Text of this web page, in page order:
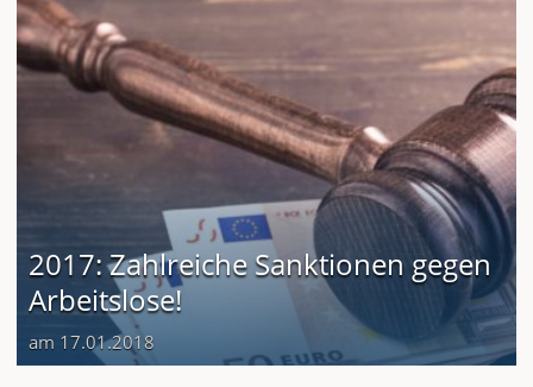
2017: Zahlreiche Sanktionen gegen
Arbeitslose!
am 17.01.2018